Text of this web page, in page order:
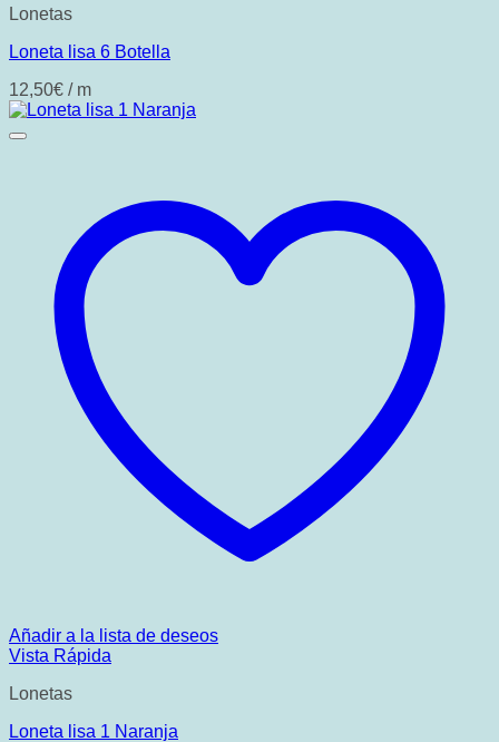
Lonetas
Loneta lisa 6 Botella
12,50€ / m
Añadir a la lista de deseos
Vista Rápida
Lonetas
Loneta lisa 1 Naranja